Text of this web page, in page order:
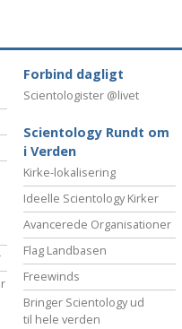
Forbind dagligt
Scientologister @livet
Scientology Rundt om
i Verden
Kirke-lokalisering
Ideelle Scientology Kirker
Avancerede Organisationer
Flag Landbasen
Freewinds
Bringer Scientology ud
til hele verden